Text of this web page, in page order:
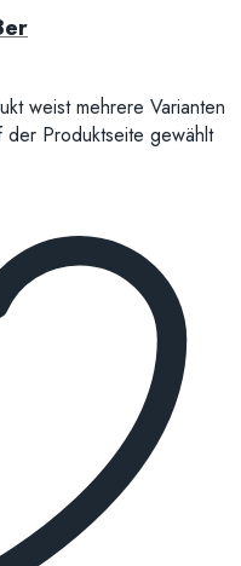
weist mehrere Varianten
Produktseite gewählt